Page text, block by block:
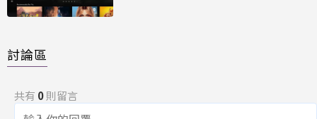
討論區
共有 0則留言